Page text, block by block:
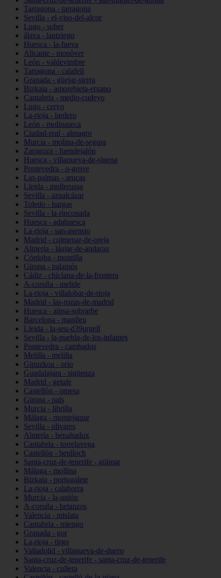
Tarragona - tarragona
Sevilla - el-viso-del-alcor
Lugo - sober
álava - lantziego
Huesca - la-fueva
Alicante - monòver
León - valdevimbre
Tarragona - calafell
Granada - güejar-sierra
Bizkaia - amorebieta-etxano
Cantabria - medio-cudeyo
Lugo - cervo
La-rioja - lardero
León - molinaseca
Ciudad-real - almagro
Murcia - molina-de-segura
Zaragoza - fuendejalón
Huesca - villanueva-de-sigena
Pontevedra - o-grove
Las-palmas - arucas
Lleida - mollerussa
Sevilla - aznalcázar
Toledo - bargas
Sevilla - la-rinconada
Huesca - adahuesca
La-rioja - san-asensio
Madrid - colmenar-de-oreja
Almería - láujar-de-andarax
Córdoba - montilla
Girona - palamós
Cádiz - chiclana-de-la-frontera
A-coruña - melide
La-rioja - villalobar-de-rioja
Madrid - las-rozas-de-madrid
Huesca - aínsa-sobrarbe
Barcelona - manlleu
Lleida - la-seu-d39urgell
Sevilla - la-puebla-de-los-infantes
Pontevedra - cambados
Melilla - melilla
Gipuzkoa - orio
Guadalajara - sigüenza
Madrid - getafe
Castellón - orpesa
Girona - pals
Murcia - librilla
Málaga - montejaque
Sevilla - olivares
Almería - benahadux
Cantabria - torrelavega
Castellón - benlloch
Santa-cruz-de-tenerife - güímar
Málaga - mollina
Bizkaia - portugalete
La-rioja - calahorra
Murcia - la-unión
A-coruña - betanzos
Valencia - mislata
Cantabria - miengo
Granada - gor
La-rioja - tirgo
Valladolid - villanueva-de-duero
Santa-cruz-de-tenerife - santa-cruz-de-tenerife
Valencia - cullera